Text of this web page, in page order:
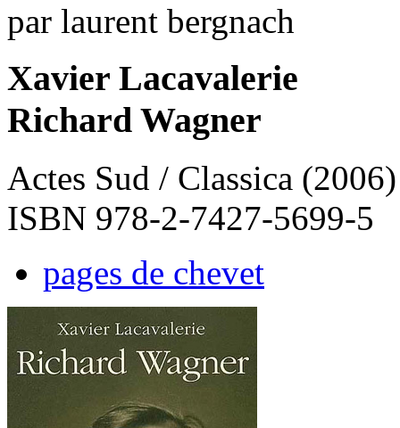
par laurent bergnach
Xavier Lacavalerie
Richard Wagner
Actes Sud / Classica
ISBN 978-2-7427-5699-5
pages de chevet